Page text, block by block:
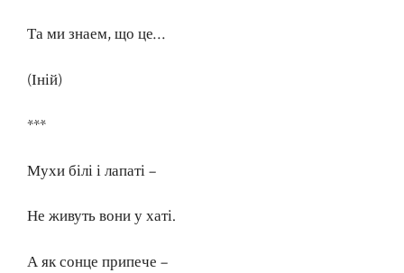
Та ми знаем, що це…
(Іній)
***
Мухи білі і лапаті –
Не живуть вони у хаті.
А як сонце припече –